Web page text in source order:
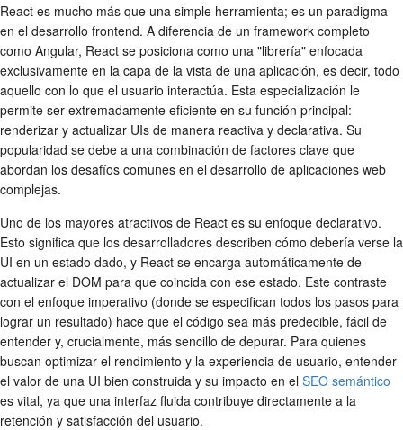
React es mucho más que una simple herramienta; es un paradigma
en el desarrollo frontend. A diferencia de un framework completo
como Angular, React se posiciona como una "librería" enfocada
exclusivamente en la capa de la vista de una aplicación, es decir, todo
aquello con lo que el usuario interactúa. Esta especialización le
permite ser extremadamente eficiente en su función principal:
renderizar y actualizar UIs de manera reactiva y declarativa. Su
popularidad se debe a una combinación de factores clave que
abordan los desafíos comunes en el desarrollo de aplicaciones web
complejas.
Uno de los mayores atractivos de React es su enfoque declarativo.
Esto significa que los desarrolladores describen cómo debería verse la
UI en un estado dado, y React se encarga automáticamente de
actualizar el DOM para que coincida con ese estado. Este contraste
con el enfoque imperativo (donde se especifican todos los pasos para
lograr un resultado) hace que el código sea más predecible, fácil de
entender y, crucialmente, más sencillo de depurar. Para quienes
buscan optimizar el rendimiento y la experiencia de usuario, entender
el valor de una UI bien construida y su impacto en el SEO semántico
es vital, ya que una interfaz fluida contribuye directamente a la
retención y satisfacción del usuario.